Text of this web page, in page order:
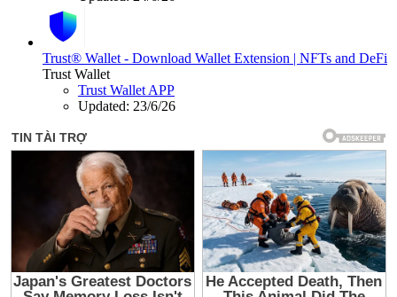
Trust® Wallet - Download Wallet Extension | NFTs and DeFi
Trust Wallet
Trust Wallet APP
Updated: 23/6/26